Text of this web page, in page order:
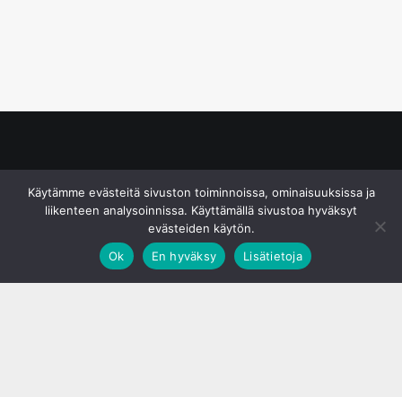
Käytämme evästeitä sivuston toiminnoissa, ominaisuuksissa ja
liikenteen analysoinnissa. Käyttämällä sivustoa hyväksyt
evästeiden käytön.
Ok
En hyväksy Lisätietoja